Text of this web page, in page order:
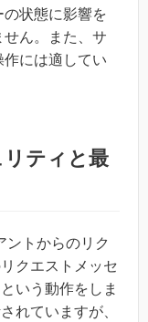
の状態に影響を
ん。また、サ
には適してい
ティと最
ントからのリク
クエストメッセ
いう動作をしま
れていますが、